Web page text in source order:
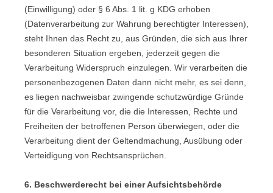
(Einwilligung) oder § 6 Abs. 1 lit. g KDG erhoben
(Datenverarbeitung zur Wahrung berechtigter Interessen),
steht Ihnen das Recht zu, aus Gründen, die sich aus Ihrer
besonderen Situation ergeben, jederzeit gegen die
Verarbeitung Widerspruch einzulegen. Wir verarbeiten die
personenbezogenen Daten dann nicht mehr, es sei denn,
es liegen nachweisbar zwingende schutzwürdige Gründe
für die Verarbeitung vor, die die Interessen, Rechte und
Freiheiten der betroffenen Person überwiegen, oder die
Verarbeitung dient der Geltendmachung, Ausübung oder
Verteidigung von Rechtsansprüchen.
6. Beschwerderecht bei einer Aufsichtsbehörde